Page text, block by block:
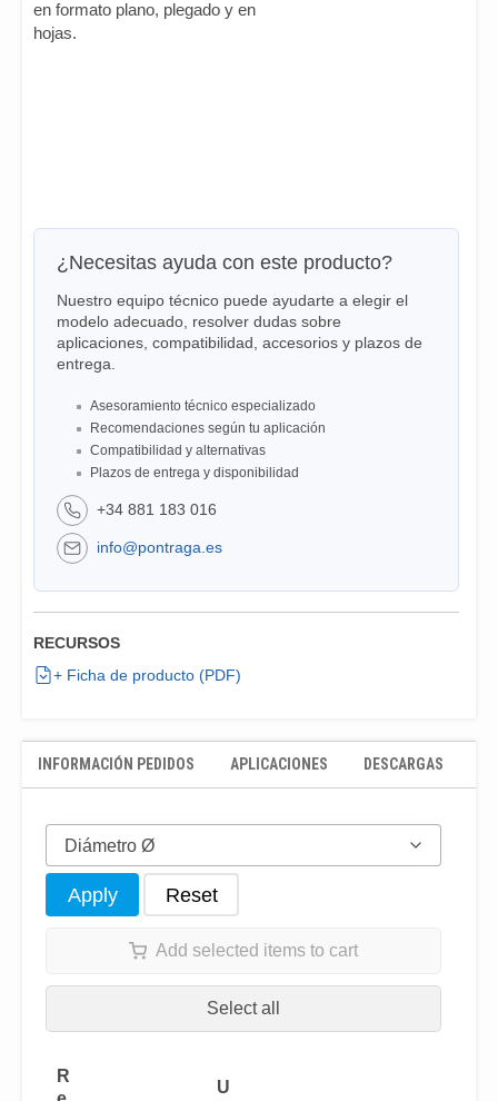
en formato plano, plegado y en
hojas.
¿Necesitas ayuda con este producto?
Nuestro equipo técnico puede ayudarte a elegir el
modelo adecuado, resolver dudas sobre
aplicaciones, compatibilidad, accesorios y plazos de
entrega.
Asesoramiento técnico especializado
Recomendaciones según tu aplicación
Compatibilidad y alternativas
Plazos de entrega y disponibilidad
+34 881 183 016
info@pontraga.es
RECURSOS
+ Ficha de producto (PDF)
INFORMACIÓN PEDIDOS APLICACIONES DESCARGAS
Diámetro Ø
Apply Reset
Add selected items to cart
Select all
R
U